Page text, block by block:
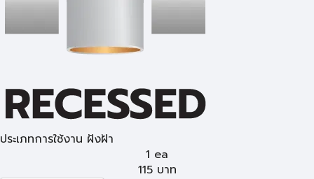
ประเภทการใช้งาน ฝังฝ้า
1 ea
115 บาท